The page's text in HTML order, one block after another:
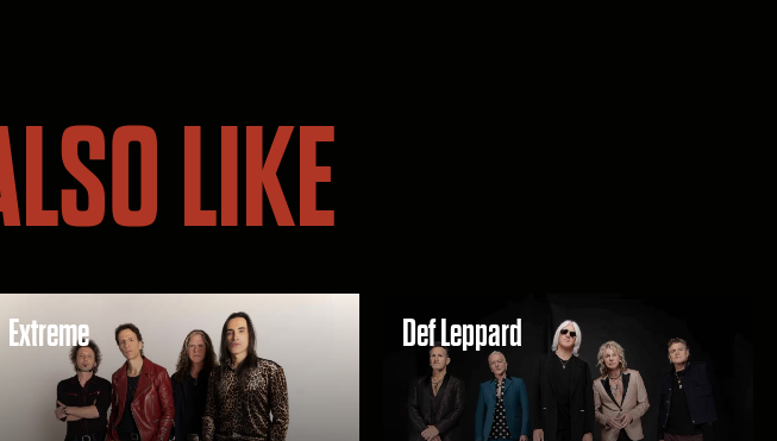
LIKE
Extreme Def Leppard